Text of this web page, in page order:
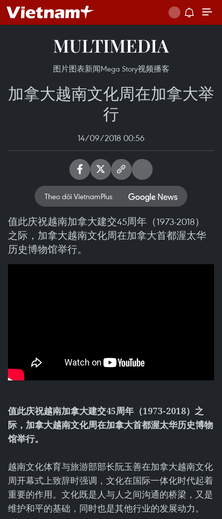
MULTIMEDIA
图片图表新闻Mega Story视频播客
加拿大越南文化周在加拿大举
行
14/09/2018 00:56
Theo dõi VietnamPlus
值此庆祝越南加拿大建交45周年（1973-2018）
之际，加拿大越南文化周在加拿大首都渥太华
历史博物馆举行。
值此庆祝越南加拿大建交45周年（1973-2018）之
际，加拿大越南文化周在加拿大首都渥太华历史博物
馆举行。
越南文化体育与旅游部部长阮玉善在加拿大越南文化
周开幕式上致辞时强调，文化在国际一体化时代起着
重要的作用。文化既是人与人之间沟通的桥梁，又是
维护和平的基础，同时也是其他行业的发展动力。